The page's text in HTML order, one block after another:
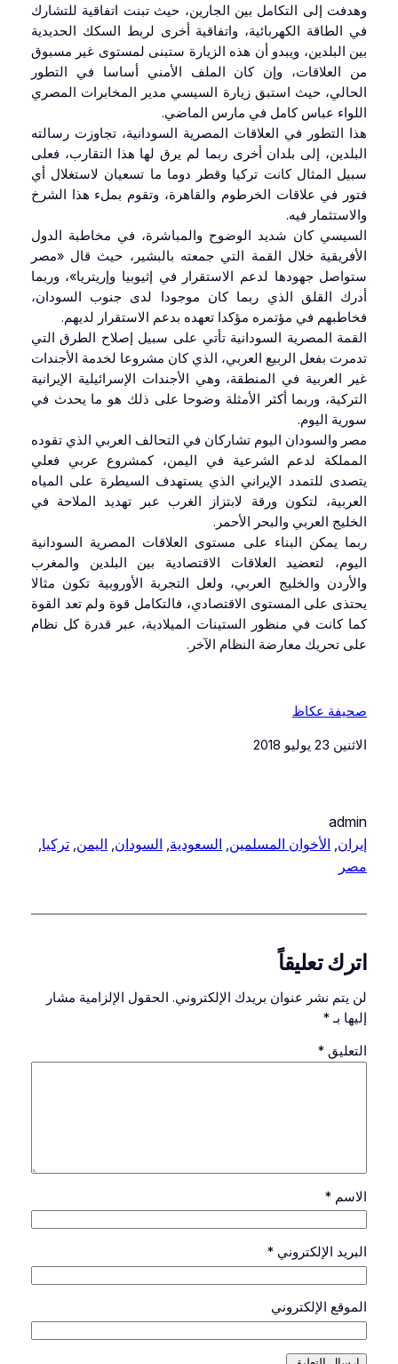
وهدفت إلى التكامل بين الجارين، حيث تبنت اتفاقية للتشارك
في الطاقة الكهربائية، واتفاقية أخرى لربط السكك الحديدية
بين البلدين، ويبدو أن هذه الزيارة ستبنى لمستوى غير مسبوق
من العلاقات، وإن كان الملف الأمني أساسا في التطور
الحالي، حيث استبق زيارة السيسي مدير المخابرات المصري
اللواء عباس كامل في مارس الماضي.
هذا التطور في العلاقات المصرية السودانية، تجاوزت رسالته
البلدين، إلى بلدان أخرى ربما لم يرق لها هذا التقارب، فعلى
سبيل المثال كانت تركيا وقطر دوما ما تسعيان لاستغلال أي
فتور في علاقات الخرطوم والقاهرة، وتقوم بملء هذا الشرخ
والاستثمار فيه.
السيسي كان شديد الوضوح والمباشرة، في مخاطبة الدول
الأفريقية خلال القمة التي جمعته بالبشير، حيث قال «مصر
ستواصل جهودها لدعم الاستقرار في إثيوبيا وإريتريا»، وربما
أدرك القلق الذي ربما كان موجودا لدى جنوب السودان،
فخاطبهم في مؤتمره مؤكدا تعهده بدعم الاستقرار لديهم.
القمة المصرية السودانية تأتي على سبيل إصلاح الطرق التي
تدمرت بفعل الربيع العربي، الذي كان مشروعا لخدمة الأجندات
غير العربية في المنطقة، وهي الأجندات الإسرائيلية الإيرانية
التركية، وربما أكثر الأمثلة وضوحا على ذلك هو ما يحدث في
سورية اليوم.
مصر والسودان اليوم تشاركان في التحالف العربي الذي تقوده
المملكة لدعم الشرعية في اليمن، كمشروع عربي فعلي
يتصدى للتمدد الإيراني الذي يستهدف السيطرة على المياه
العربية، لتكون ورقة لابتزاز الغرب عبر تهديد الملاحة في
الخليج العربي والبحر الأحمر.
ربما يمكن البناء على مستوى العلاقات المصرية السودانية
اليوم، لتعضيد العلاقات الاقتصادية بين البلدين والمغرب
والأردن والخليج العربي، ولعل التجربة الأوروبية تكون مثالا
يحتذى على المستوى الاقتصادي، فالتكامل قوة ولم تعد القوة
كما كانت في منظور الستينات الميلادية، عبر قدرة كل نظام
على تحريك معارضة النظام الآخر.
صحيفة عكاظ
الاثنين 23 يوليو 2018
admin
إيران, الأخوان المسلمين, السعودية, السودان, اليمن, تركيا,
مصر
اترك تعليقاً
لن يتم نشر عنوان بريدك الإلكتروني. الحقول الإلزامية مشار
إليها بـ*
التعليق *
الاسم *
البريد الإلكتروني *
الموقع الإلكتروني